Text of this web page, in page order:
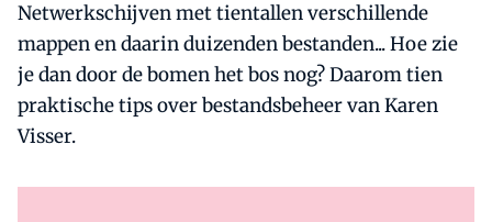
Netwerkschijven met tientallen verschillende
mappen en daarin duizenden bestanden... Hoe zie
je dan door de bomen het bos nog? Daarom tien
praktische tips over bestandsbeheer van Karen
Visser.